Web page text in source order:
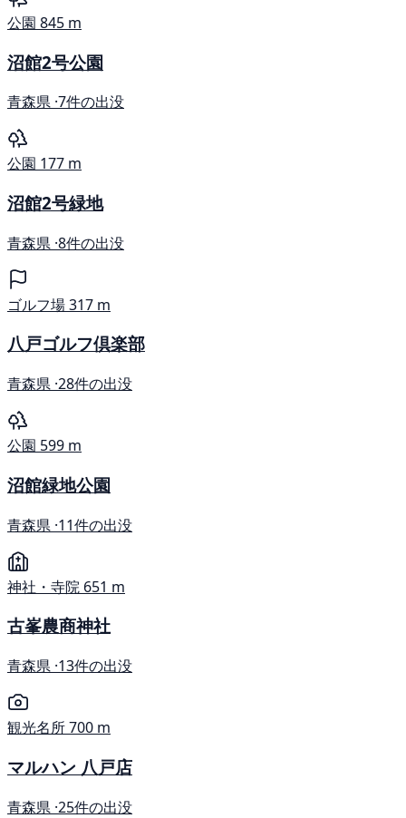
公園 845 m
沼館2号公園
青森県 ·7件の出没
公園 177 m
沼館2号緑地
青森県 ·8件の出没
ゴルフ場317 m
八戸ゴルフ倶楽部
青森県 ·28件の出没
公園 599 m
沼館緑地公園
青森県 ·11件の出没
神社・寺院 651 m
古峯農商神社
青森県 ·13件の出没
観光名所700 m
マルハン 八戸店
青森県 ·25件の出没